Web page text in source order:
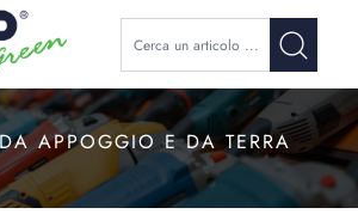
APPOGGIO E DA TERRA